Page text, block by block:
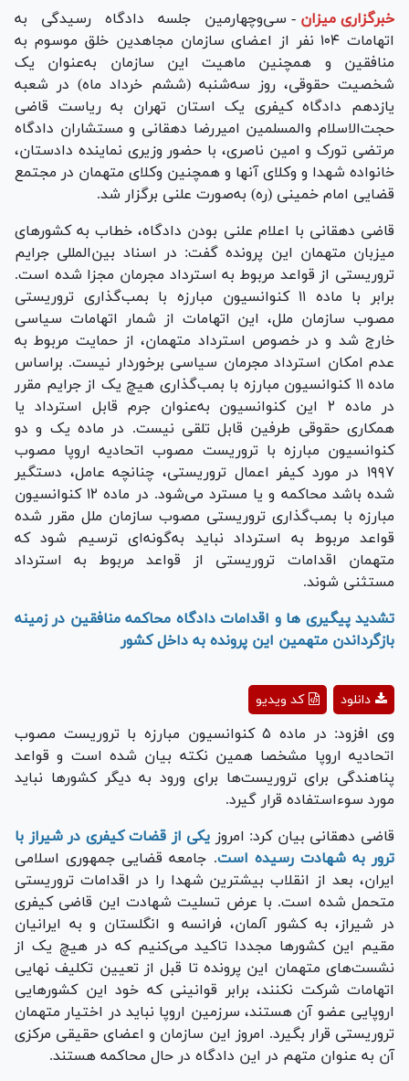
خبرگزاری میزان - سی‌وچهارمین جلسه دادگاه رسیدگی به
اتهامات ۱۰۴ نفر از اعضای سازمان مجاهدین خلق موسوم به
منافقین و همچنین ماهیت این سازمان به‌عنوان یک
شخصیت حقوقی، روز سه‌شنبه (ششم خرداد ماه) در شعبه
یازدهم دادگاه کیفری یک استان تهران به ریاست قاضی
حجت‌الاسلام والمسلمین امیررضا دهقانی و مستشاران دادگاه
مرتضی تورک و امین ناصری، با حضور وزیری نماینده دادستان،
خانواده شهدا و وکلای آنها و همچنین وکلای متهمان در مجتمع
قضایی امام خمینی (ره) به‌صورت علنی برگزار شد.
قاضی دهقانی با اعلام علنی بودن دادگاه، خطاب به کشور‌های
میزبان متهمان این پرونده گفت: در اسناد بین‌المللی جرایم
تروریستی از قواعد مربوط به استرداد مجرمان مجزا شده است.
برابر با ماده ۱۱ کنوانسیون مبارزه با بمب‌گذاری تروریستی
مصوب سازمان ملل، این اتهامات از شمار اتهامات سیاسی
خارج شد و در خصوص استرداد متهمان، از حمایت مربوط به
عدم امکان استرداد مجرمان سیاسی برخوردار نیست. براساس
ماده ۱۱ کنوانسیون مبارزه با بمب‌گذاری هیچ یک از جرایم مقرر
در ماده ۲ این کنوانسیون به‌عنوان جرم قابل استرداد یا
همکاری حقوقی طرفین قابل تلقی نیست. در ماده یک و دو
کنوانسیون مبارزه با تروریست مصوب اتحادیه اروپا مصوب
۱۹۹۷ در مورد کیفر اعمال تروریستی، چنانچه عامل، دستگیر
شده باشد محاکمه و یا مسترد می‌شود. در ماده ۱۲ کنوانسیون
مبارزه با بمب‌گذاری تروریستی مصوب سازمان ملل مقرر شده
قواعد مربوط به استرداد نباید به‌گونه‌ای ترسیم شود که
متهمان اقدامات تروریستی از قواعد مربوط به استرداد
مستثنی شوند.
تشدید پیگیری ها و اقدامات دادگاه محاکمه منافقین در زمینه
بازگرداندن متهمین این پرونده به داخل کشور
Play
Video
کد ویدیو دانلود
وی افزود: در ماده ۵ کنوانسیون مبارزه با تروریست مصوب
اتحادیه اروپا مشخصا همین نکته بیان شده است و قواعد
پناهندگی برای تروریست‌ها برای ورود به دیگر کشور‌ها نباید
مورد سوءاستفاده قرار گیرد.
قاضی دهقانی بیان کرد: امروز یکی از قضات کیفری در شیراز با
ترور به شهادت رسیده است. جامعه قضایی جمهوری اسلامی
ایران، بعد از انقلاب بیشترین شهدا را در اقدامات تروریستی
متحمل شده است. با عرض تسلیت شهادت این قاضی کیفری
در شیراز، به کشور آلمان، فرانسه و انگلستان و به ایرانیان
مقیم این کشورها مجددا تاکید می‌کنیم که در هیچ یک از
نشست‌های متهمان این پرونده تا قبل از تعیین تکلیف نهایی
اتهامات شرکت نکنند، برابر قوانینی که خود این کشور‌هایی
اروپایی عضو آن هستند، سرزمین اروپا نباید در اختیار متهمان
تروریستی قرار بگیرد. امروز این سازمان و اعضای حقیقی مرکزی
آن به عنوان متهم در این دادگاه در حال محاکمه هستند.